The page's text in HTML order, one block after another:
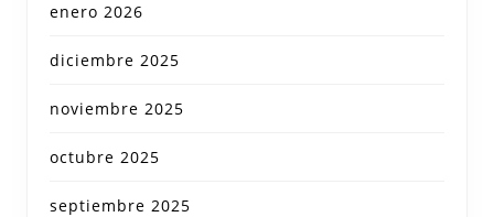
enero 2026
diciembre 2025
noviembre 2025
octubre 2025
septiembre 2025